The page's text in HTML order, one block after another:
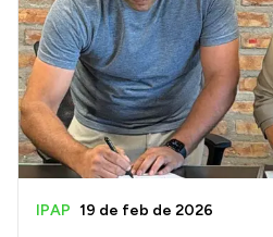
IPAP 19 de feb de 2026